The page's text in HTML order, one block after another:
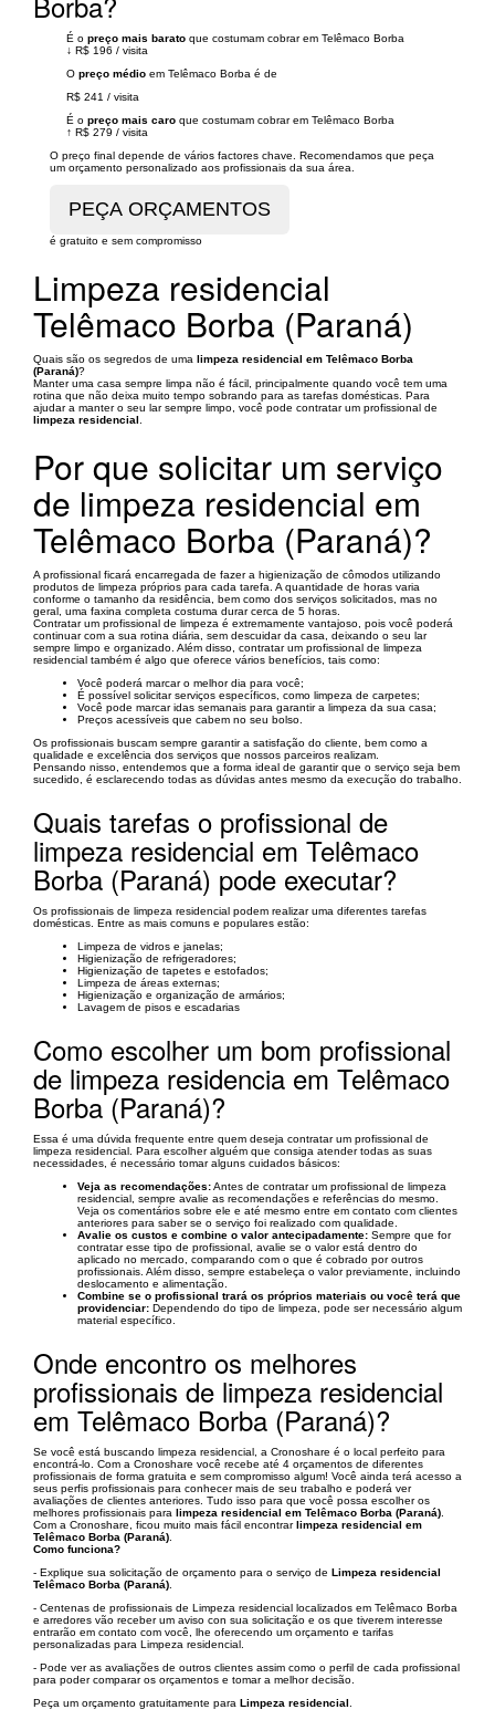
É o preço mais barato que costumam cobrar em Telêmaco Borba
↓ R$ 196 / visita
O preço médio em Telêmaco Borba é de
R$ 241 / visita
É o preço mais caro que costumam cobrar em Telêmaco Borba
↑ R$ 279 / visita
O preço final depende de vários factores chave. Recomendamos que peça
um orçamento personalizado aos profissionais da sua área.
é gratuito e sem compromisso
Limpeza residencial
Telêmaco Borba (Paraná)
Quais são os segredos de uma limpeza residencial em Telêmaco Borba
(Paraná)?
Manter uma casa sempre limpa não é fácil, principalmente quando você tem uma
rotina que não deixa muito tempo sobrando para as tarefas domésticas. Para
ajudar a manter o seu lar sempre limpo, você pode contratar um profissional de
limpeza residencial
Por que solicitar um serviço
de limpeza residencial em
Telêmaco Borba (Paraná)?
A profissional ficará encarregada de fazer a higienização de cômodos utilizando
produtos de limpeza próprios para cada tarefa. A quantidade de horas varia
conforme o tamanho da residência, bem como dos serviços solicitados, mas no
geral, uma faxina completa costuma durar cerca de 5 horas.
Contratar um profissional de limpeza é extremamente vantajoso, pois você poderá
continuar com a sua rotina diária, sem descuidar da casa, deixando o seu lar
sempre limpo e organizado. Além disso, contratar um profissional de limpeza
residencial também é algo que oferece vários benefícios, tais como:
Você poderá marcar o melhor dia para você;
É possível solicitar serviços específicos, como limpeza de carpetes;
Você pode marcar idas semanais para garantir a limpeza da sua casa;
Preços acessíveis que cabem no seu bolso.
Os profissionais buscam sempre garantir a satisfação do cliente, bem como a
qualidade e excelência dos serviços que nossos parceiros realizam.
Pensando nisso, entendemos que a forma ideal de garantir que o serviço seja bem
sucedido, é esclarecendo todas as dúvidas antes mesmo da execução do trabalho.
Quais tarefas o profissional de
limpeza residencial em Telêmaco
Borba (Paraná) pode executar?
Os profissionais de limpeza residencial podem realizar uma diferentes tarefas
domésticas. Entre as mais comuns e populares estão:
Limpeza de vidros e janelas;
Higienização de refrigeradores;
Higienização de tapetes e estofados;
Limpeza de áreas externas;
Higienização e organização de armários;
Lavagem de pisos e escadarias
Como escolher um bom profissional
de limpeza residencia em Telêmaco
Borba (Paraná)?
Essa é uma dúvida frequente entre quem deseja contratar um profissional de
limpeza residencial. Para escolher alguém que consiga atender todas as suas
necessidades, é necessário tomar alguns cuidados básicos:
Veja as recomendações:Antes de contratar um profissional de limpeza
residencial, sempre avalie as recomendações e referências do mesmo.
Veja os comentários sobre ele e até mesmo entre em contato com clientes
anteriores para saber se o serviço foi realizado com qualidade.
Avalie os custos e combine o valor antecipadamente: Sempre que for
contratar esse tipo de profissional, avalie se o valor está dentro do
aplicado no mercado, comparando com o que é cobrado por outros
profissionais. Além disso, sempre estabeleça o valor previamente, incluindo
deslocamento e alimentação.
Combine se o profissional trará os próprios materiais ou você terá que
providenciar: Dependendo do tipo de limpeza, pode ser necessário algum
material específico.
Onde encontro os melhores
profissionais de limpeza residencial
em Telêmaco Borba (Paraná)?
Se você está buscando limpeza residencial, a Cronoshare é o local perfeito para
encontrá-lo. Com a Cronoshare você recebe até 4 orçamentos de diferentes
profissionais de forma gratuita e sem compromisso algum! Você ainda terá acesso a
seus perfis profissionais para conhecer mais de seu trabalho e poderá ver
avaliações de clientes anteriores. Tudo isso para que você possa escolher os
melhores profissionais para limpeza residencial em Telêmaco Borba (Paraná)
Com a Cronoshare, ficou muito mais fácil encontrarlimpeza residencial em
Telêmaco Borba (Paraná)
Como funciona?
- Explique sua solicitação de orçamento para o serviço de Limpeza residencial
Telêmaco Borba (Paraná)
- Centenas de profissionais de Limpeza residencial localizados em Telêmaco Borba
e arredores vão receber um aviso con sua solicitação e os que tiverem interesse
entrarão em contato com você, lhe oferecendo um orçamento e tarifas
personalizadas para Limpeza residencial.
- Pode ver as avaliações de outros clientes assim como o perfil de cada profissional
para poder comparar os orçamentos e tomar a melhor decisão.
Peça um orçamento gratuitamente para Limpeza residencial